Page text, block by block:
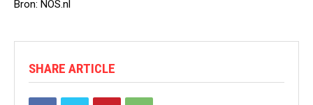
Bron: NOS.nl
SHARE ARTICLE